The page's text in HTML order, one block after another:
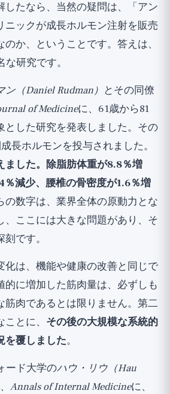
したなら、当然の疑問は、「アン
ニックが成長ホルモン注射を販売
か、ということです。答えは、
研究です。
（Daniel Rudman） とその同僚
of Medicineに、61歳から81
とした研究を発表しました。その
長ホルモンを投与されました。
ました。除脂肪体重が8.8％増
％減少、腰椎の骨密度が1.6％増
の数字は、業界全体の原動力とな
、ここには大きな問題があり、そ
です。
化は、機能や健康の改善と同じで
的に増加した筋肉量は、必ずしも
筋肉であるとは限りません。第二
とに、 その後の大規模な系統的
を覆しました。
ード大学のハウ・リウ（Hau
Annals of Internal Medicineに、